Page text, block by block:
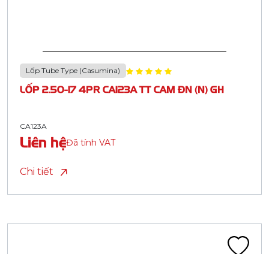
Lốp Tube Type (Casumina)
LỐP 2.50-17 4PR CA123A TT CAM ĐN (N) GH
CA123A
Liên hệĐã tính VAT
Chi tiết